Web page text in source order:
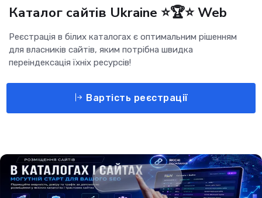
Каталог сайтів Ukraine ⭐🏆⭐ Web
Реєстрація в білих каталогах є оптимальним рішенням
для власників сайтів, яким потрібна швидка
переіндексація їхніх ресурсів!
Вартість реєстрації